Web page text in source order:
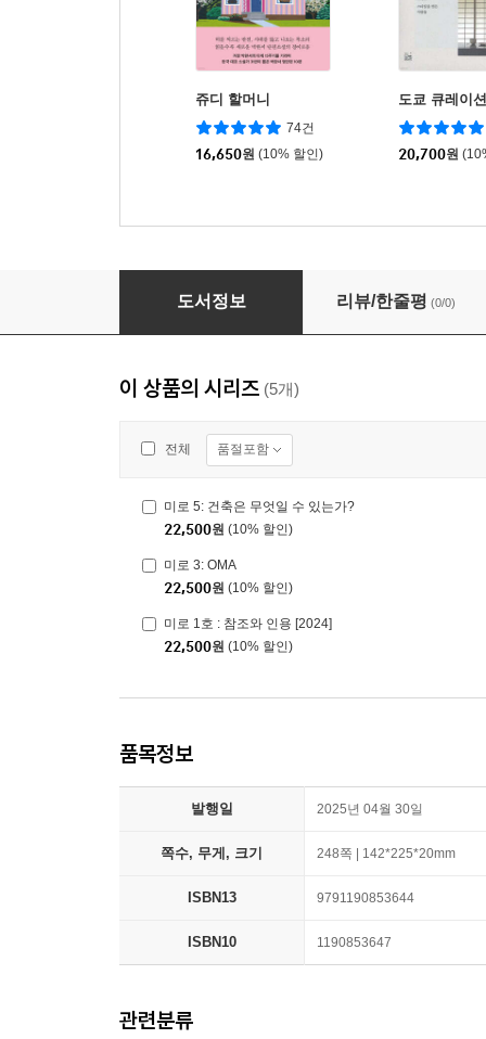
쥬디 할머니
74건
16,650원 (10% 할인)
도쿄 큐레이션
20,700원
미로 2호 : 일본 2025 봄호
도서정보 리뷰/한줄평 (0/0)
이 상품의 시리즈 (5개)
전체 품절포함
미로 5: 건축은 무엇일 수 있는가?
22,500원 (10% 할인)
미로 3: OMA
22,500원 (10% 할인)
미로 1호 : 참조와 인용 [2024]
22,500원 (10% 할인)
품목정보
발행일 2025년 04월 30일
쪽수, 무게, 크기 248쪽 | 142*225*20mm
ISBN13 9791190853644
ISBN10 1190853647
관련분류